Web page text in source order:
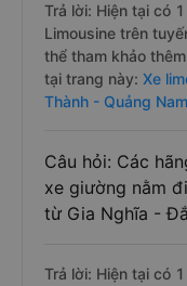
Trả lời: Hiện tại có
Limousine trên
thể tham khảo
tại trang này: Xe
Thành - Quảng Nam
Câu hỏi: Các
xe giường nằm
từ Gia Nghĩa -
Trả lời: Hiện tại có